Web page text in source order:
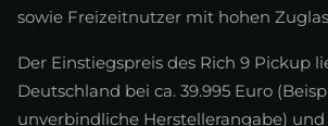
sowie Freizeitnutzer mit hohen
Der Einstiegspreis des Rich 9 Pickup
Deutschland bei ca. 39.995 Euro
unverbindliche Herstellerangabe)